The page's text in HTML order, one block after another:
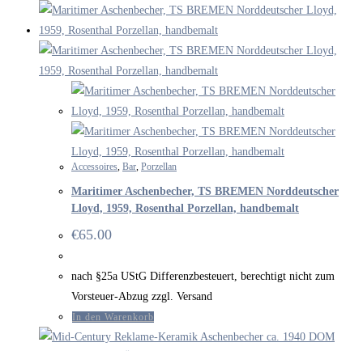
Accessoires, Bar, Porzellan
Maritimer Aschenbecher, TS BREMEN Norddeutscher
Lloyd, 1959, Rosenthal Porzellan, handbemalt
€65.00
nach §25a UStG Differenzbesteuert, berechtigt nicht zum
Vorsteuer-Abzug zzgl. Versand
In den Warenkorb